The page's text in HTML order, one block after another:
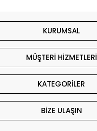
KURUMSAL
MÜŞTERİ HİZMETLERİ
KATEGORİLER
BİZE ULAŞIN